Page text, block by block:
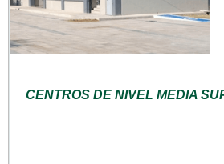
CENTROS DE NIVEL MEDIA